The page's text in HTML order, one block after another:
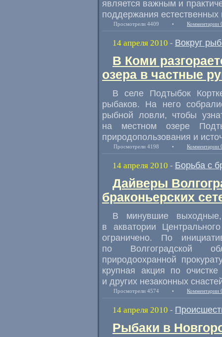
является важным и
поддержания
Просмотрели 4409 • Комментарии
14 апреля 2010 - Вокруг
В Коми
озера в частные
В селе Подтыбок
рыбаков. На него
рыбной ловли, чтобы
на местном озере
природопользования и
Просмотрели 4198 • Комментарии
14 апреля 2010 - Борьба с
Дайверы
браконьерских
В минувшие
в акватории
ограничено. По
по Волгоградской
природоохранной
крупная акция по
и других незаконных
Просмотрели 4574 • Комментарии
14 апреля 2010 -
Рыбаки в